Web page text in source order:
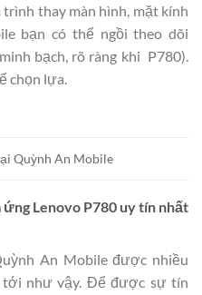
thay màn hình, mặt kính
bạn có thể ngồi theo dõi
bạch, rõ ràng khi P780).
chọn lựa.
Quỳnh An Mobile
Lenovo P780 uy tín nhất
An Mobile được nhiều
như vậy. Để được sự tín